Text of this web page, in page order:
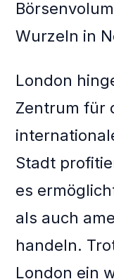
Wurzeln in
London
Zentrum für
Stadt
es
als auch
handeln.
London ein